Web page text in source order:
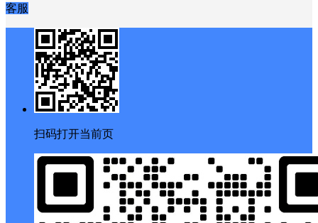
客服
扫码打开当前页